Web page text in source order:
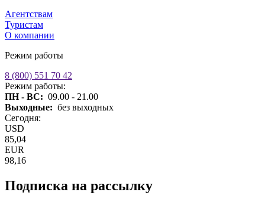
Агентствам
Туристам
О компании
Режим работы
8 (800) 551 70 42
Режим работы:
ПН - ВС: 09.00 - 21.00
Выходные: без выходных
Сегодня:
USD
85,04
EUR
98,16
Подписка на рассылку